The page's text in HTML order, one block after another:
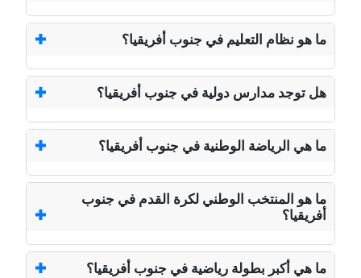
ما هو نظام التعليم في جنوب أفريقيا؟
هل توجد مدارس دولية في جنوب أفريقيا؟
ما هي الرياضة الوطنية في جنوب أفريقيا؟
ما هو المنتخب الوطني لكرة القدم في جنوب
أفريقيا؟
ما هي أكبر بطولة رياضية في جنوب أفريقيا؟